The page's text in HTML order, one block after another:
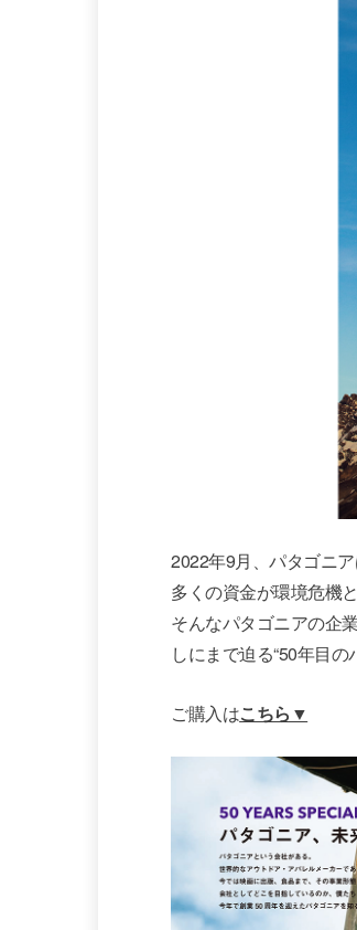
2022年9月、パタゴニ
多くの資金が環境危機
そんなパタゴニアの企
しにまで迫る“50年目の
ご購入はこちら▼